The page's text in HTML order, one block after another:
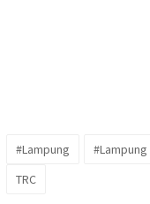
#Lampung #Lampung
TRC